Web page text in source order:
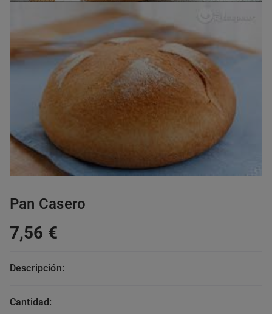
Pan Casero
7,56 €
Descripción:
Cantidad: